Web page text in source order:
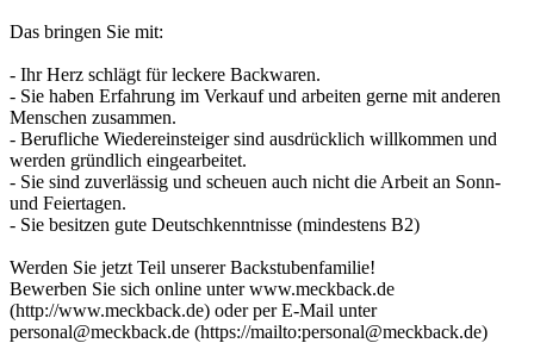
Das bringen Sie mit:
- Ihr Herz schlägt für leckere Backwaren.
- Sie haben Erfahrung im Verkauf und arbeiten gerne mit anderen
Menschen zusammen.
- Berufliche Wiedereinsteiger sind ausdrücklich willkommen und
werden gründlich eingearbeitet.
- Sie sind zuverlässig und scheuen auch nicht die Arbeit an Sonn-
und Feiertagen.
- Sie besitzen gute Deutschkenntnisse (mindestens B2)
Werden Sie jetzt Teil unserer Backstubenfamilie!
Bewerben Sie sich online unter www.meckback.de
(http://www.meckback.de) oder per E-Mail unter
personal@meckback.de (https://mailto:personal@meckback.de)